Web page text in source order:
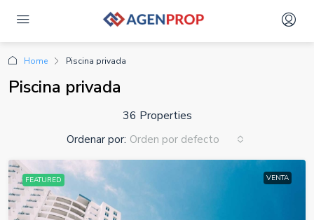
Home Piscina privada
Piscina privada
36 Properties
Ordenar por: Orden por defecto
FEATURED VENTA